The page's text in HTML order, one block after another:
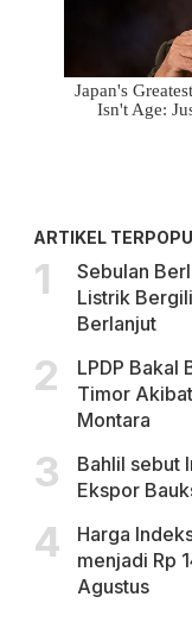
ARTIKEL
Sebulan
Listrik
Berlanjut
LPDP Bakal
Timor
Montara
Bahlil sebut
Ekspor
Harga
menjadi Rp
Agustus